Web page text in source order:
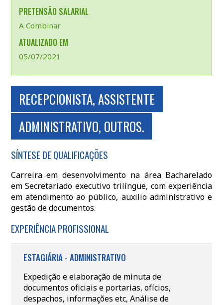
PRETENSÃO SALARIAL
A Combinar
ATUALIZADO EM
05/07/2021
RECEPCIONISTA, ASSISTENTE
ADMINISTRATIVO, OUTROS.
SÍNTESE DE QUALIFICAÇÕES
Carreira em desenvolvimento na área Bacharelado
em Secretariado executivo trilíngue, com experiência
em atendimento ao público, auxilio administrativo e
gestão de documentos.
EXPERIÊNCIA PROFISSIONAL
ESTAGIÁRIA - ADMINISTRATIVO
Expedição e elaboração de minuta de
documentos oficiais e portarias, ofícios,
despachos, informações etc, Análise de